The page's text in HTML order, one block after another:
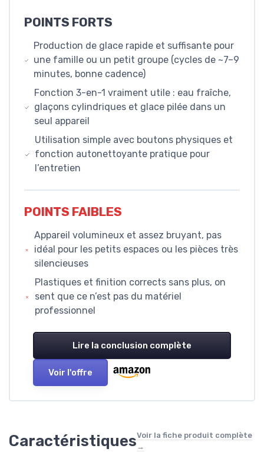
POINTS FORTS
Production de glace rapide et suffisante pour
une famille ou un petit groupe (cycles de ~7–9
minutes, bonne cadence)
Fonction 3-en-1 vraiment utile : eau fraîche,
glaçons cylindriques et glace pilée dans un
seul appareil
Utilisation simple avec boutons physiques et
fonction autonettoyante pratique pour
l’entretien
POINTS FAIBLES
Appareil volumineux et assez bruyant, pas
idéal pour les petits espaces ou les pièces très
silencieuses
Plastiques et finition corrects sans plus, on
sent que ce n’est pas du matériel
professionnel
Lire la conclusion complète
Voir l'offre
CaractéristiquesVoir la fiche produit complète
→